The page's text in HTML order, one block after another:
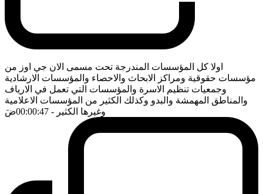
اولا كل المؤسسات المندرجة تحت مسمى الان جي اوز من
مؤسسات حقوقية ومراكز الابحاث والاحصاء والمؤسسات الارشادية
وجمعيات تنظيم الاسرة والمؤسسات التي تعمل في الارياف
والمناطق المهمشة والبدو وكذلك الكثير من المؤسسات الاعلامية
وغيرها الكثير - 00:00:47 ضَ